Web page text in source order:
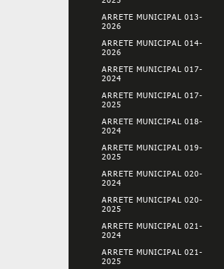
ARRETE MUNICIPAL 013-
2026
ARRETE MUNICIPAL 014-
2026
ARRETE MUNICIPAL 017-
2024
ARRETE MUNICIPAL 017-
2025
ARRETE MUNICIPAL 018-
2024
ARRETE MUNICIPAL 019-
2025
ARRETE MUNICIPAL 020-
2024
ARRETE MUNICIPAL 020-
2025
ARRETE MUNICIPAL 021-
2024
ARRETE MUNICIPAL 021-
2025